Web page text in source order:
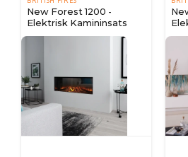
New Forest 1200 -
Elektrisk Kamininsats